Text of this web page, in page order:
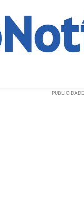
PUBLICIDADE